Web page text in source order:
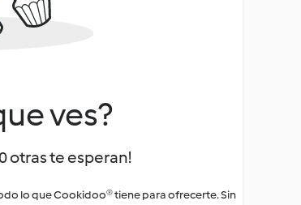
ves?
otras te esperan!
lo que Cookidoo® tiene para ofrecerte. Sin